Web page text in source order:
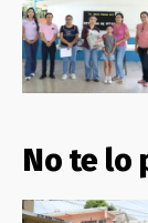
No te lo